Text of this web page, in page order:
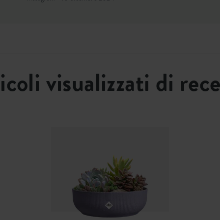
visualizzati di